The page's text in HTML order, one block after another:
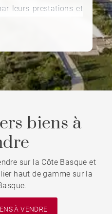
leurs prestations et
superficies, piscines,
biens à
sur la Côte Basque et
haut de gamme sur la
À VENDRE